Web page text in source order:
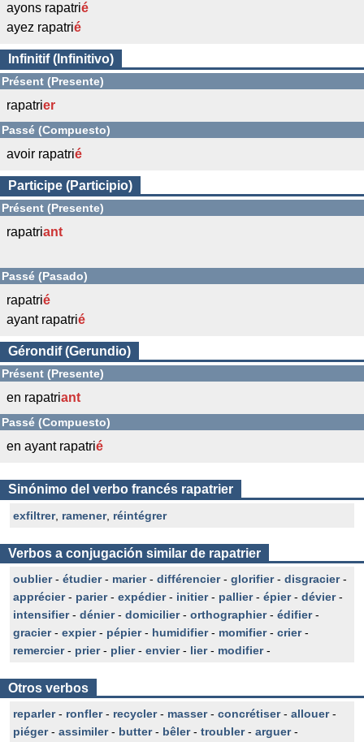
ayons rapatrié
ayez rapatrié
Infinitif (Infinitivo)
Présent (Presente)
rapatrier
Passé (Compuesto)
avoir rapatrié
Participe (Participio)
Présent (Presente)
rapatriant
Passé (Pasado)
rapatrié
ayant rapatrié
Gérondif (Gerundio)
Présent (Presente)
en rapatriant
Passé (Compuesto)
en ayant rapatrié
Sinónimo del verbo francés rapatrier
exfiltrer, ramener, réintégrer
Verbos a conjugación similar de rapatrier
oublier- étudier- marier- différencier- glorifier- disgracier-
apprécier- parier- expédier- initier- pallier- épier- dévier-
intensifier- dénier- domicilier- orthographier- édifier-
gracier- expier- pépier- humidifier- momifier- crier-
remercier- prier- plier- envier- lier- modifier-
Otros verbos
reparler- ronfler- recycler- masser- concrétiser- allouer-
piéger- assimiler- butter- bêler- troubler- arguer-